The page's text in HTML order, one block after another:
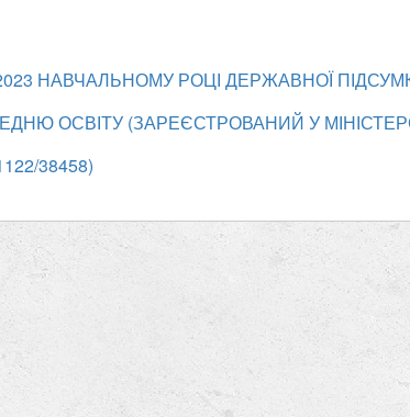
НАВЧАЛЬНОМУ РОЦІ ДЕРЖАВНОЇ
ОСВІТУ (ЗАРЕЄСТРОВАНИЙ У
38458)